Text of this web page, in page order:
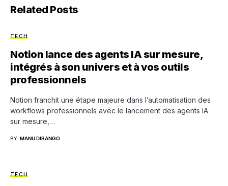
Related Posts
TECH
Notion lance des agents IA sur mesure,
intégrés à son univers et à vos outils
professionnels
Notion franchit une étape majeure dans l’automatisation des
workflows professionnels avec le lancement des agents IA
sur mesure,…
BY MANU DIBANGO
TECH